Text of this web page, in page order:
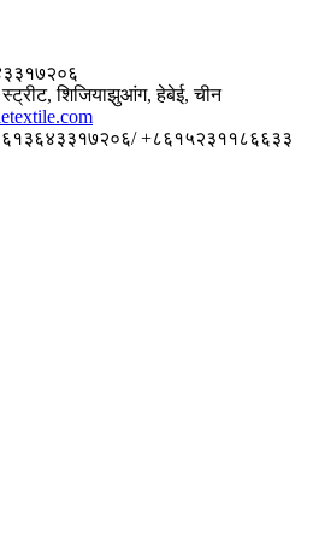
शिजियाझुआंग, हेबेई, चीन
+८६१५२३११८६६३३